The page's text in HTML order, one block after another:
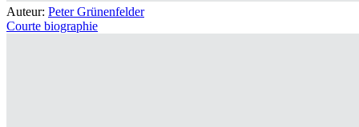
Auteur: Peter Grünenfelder
Courte biographie